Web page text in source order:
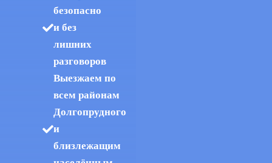
безопасно
и без
лишних
разговоров
Выезжаем по
всем районам
Долгопрудного
и
близлежащим